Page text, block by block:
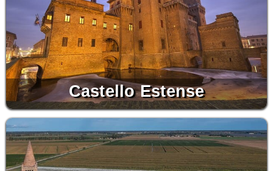
Castello Estense